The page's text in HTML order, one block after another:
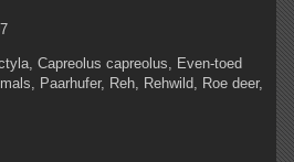
Capreolus capreolus, Even-toed
Paarhufer, Reh, Rehwild, Roe deer,